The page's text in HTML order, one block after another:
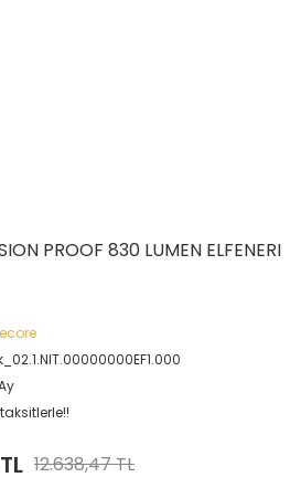
PROOF 830 LUMEN ELFENERI
12.638,47 TL